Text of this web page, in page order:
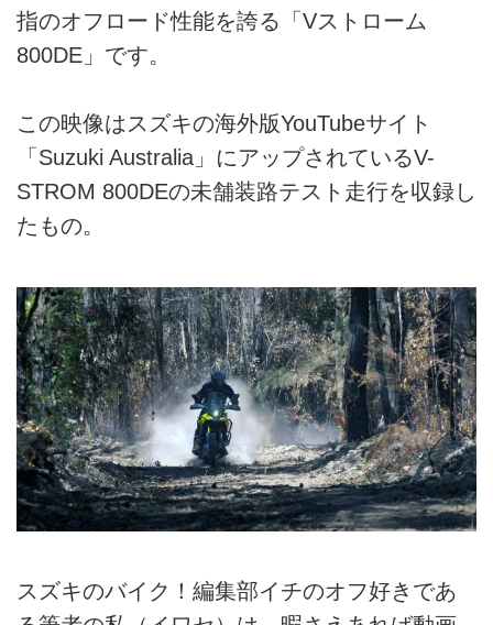
指のオフロード性能を誇る「Vストローム
800DE」です。
この映像はスズキの海外版YouTubeサイト
「Suzuki Australia」にアップされているV-
STROM 800DEの未舗装路テスト走行を収録し
たもの。
スズキのバイク！編集部イチのオフ好きであ